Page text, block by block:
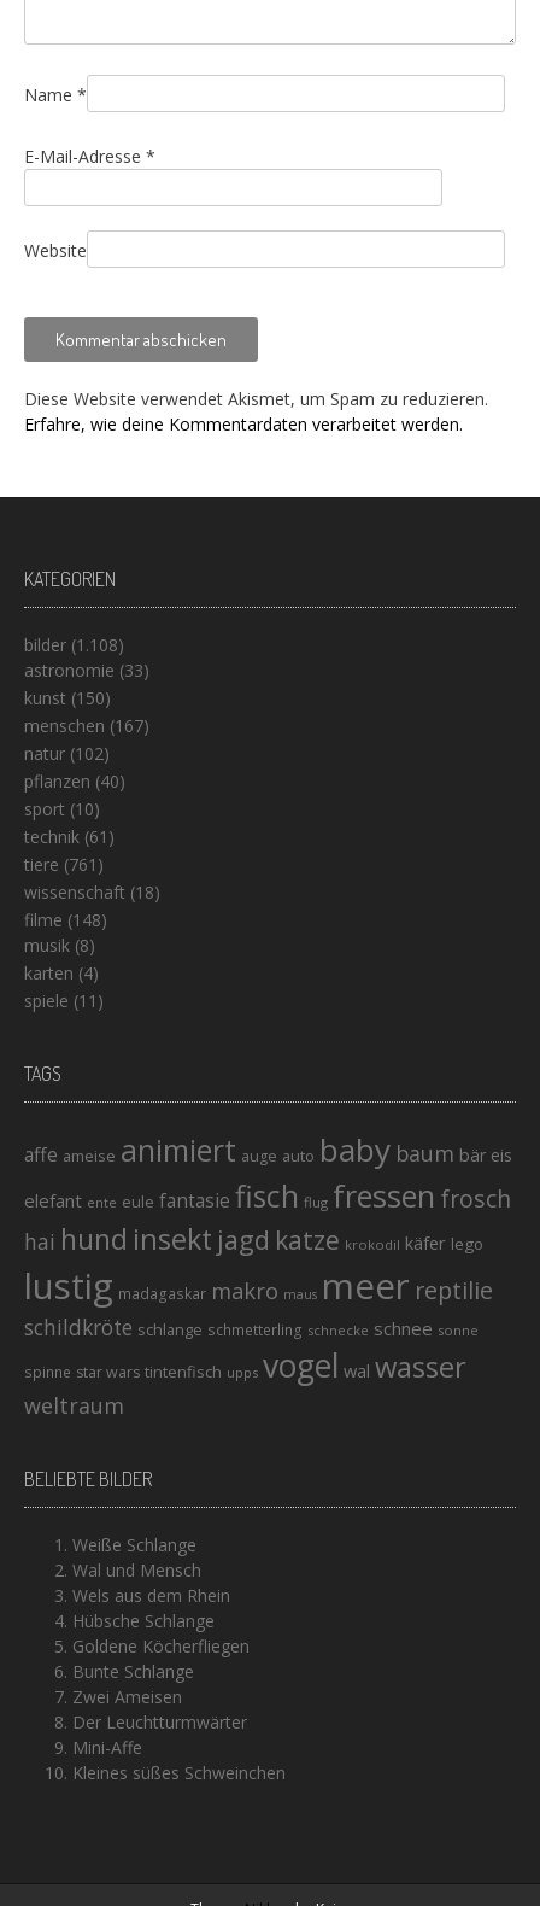
Name *
E-Mail-Adresse *
Website
Diese Website verwendet Akismet, um Spam zu reduzieren.
Erfahre, wie deine Kommentardaten verarbeitet werden.
KATEGORIEN
bilder (1.108)
astronomie (33)
kunst (150)
menschen (167)
natur (102)
pflanzen (40)
sport (10)
technik (61)
tiere (761)
wissenschaft (18)
filme (148)
musik (8)
karten (4)
spiele (11)
TAGS
affe ameise animiert auge auto baby baum bär eis
elefant ente eule fantasie fisch flug fressen frosch
hai hund insekt jagd katze krokodil käfer lego
lustig madagaskar makro maus meer reptilie
schildkröte schlange schmetterling schnecke schnee sonne
spinne star wars tintenfisch upps vogel wal wasser
weltraum
BELIEBTE BILDER
Weiße Schlange
Wal und Mensch
Wels aus dem Rhein
Hübsche Schlange
Goldene Köcherfliegen
Bunte Schlange
Zwei Ameisen
Der Leuchtturmwärter
Mini-Affe
Kleines süßes Schweinchen